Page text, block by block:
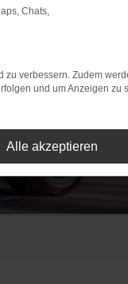
Chats,
zu verbessern. Zudem
und um Anzeigen zu
Alle akzeptieren